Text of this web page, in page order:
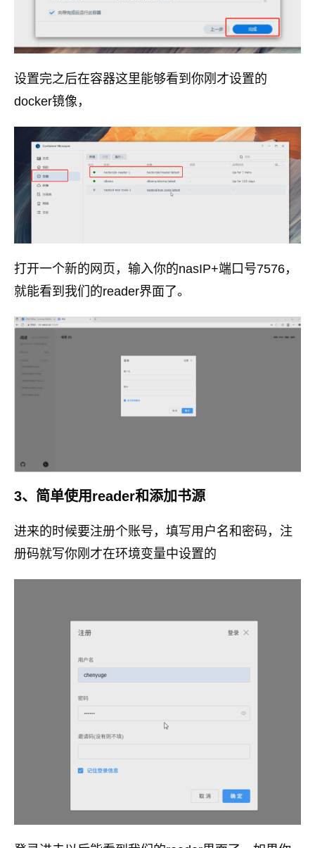
设置完之后在容器这里能够看到你刚才设置的
docker镜像，
打开一个新的网页，输入你的nasIP+端口号7576，
就能看到我们的reader界面了。
3、简单使用reader和添加书源
进来的时候要注册个账号，填写用户名和密码，注
册码就写你刚才在环境变量中设置的